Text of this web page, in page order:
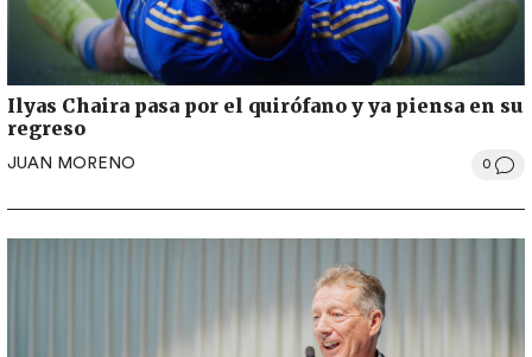
Ilyas Chaira pasa por el quirófano y ya piensa en su
regreso
JUAN MORENO 0